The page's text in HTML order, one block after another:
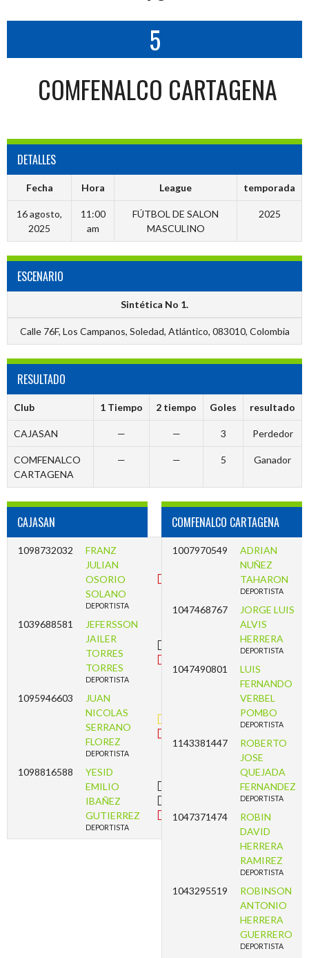
5
COMFENALCO CARTAGENA
DETALLES
Fecha Hora League temporada
16 agosto,
2025
11:00
am
FÚTBOL DE SALON
MASCULINO
2025
ESCENARIO
Sintética No 1.
Calle 76F, Los Campanos, Soledad, Atlántico, 083010, Colombia
RESULTADO
Club 1 Tiempo 2 tiempo Goles resultado
CAJASAN — — 3 Perdedor
COMFENALCO
CARTAGENA
— — 5 Ganador
CAJASAN
1098732032
FRANZ
JULIAN
OSORIO
SOLANO
DEPORTISTA
1039688581
JEFERSSON
JAILER
TORRES
TORRES
DEPORTISTA
1095946603
JUAN
NICOLAS
SERRANO
FLOREZ
DEPORTISTA
1098816588
YESID
EMILIO
IBAÑEZ
GUTIERREZ
DEPORTISTA
COMFENALCO CARTAGENA
1007970549
ADRIAN
NUÑEZ
TAHARON
DEPORTISTA
1047468767
JORGE LUIS
ALVIS
HERRERA
DEPORTISTA
1047490801
LUIS
FERNANDO
VERBEL
POMBO
DEPORTISTA
1143381447
ROBERTO
JOSE
QUEJADA
FERNANDEZ
DEPORTISTA
1047371474
ROBIN
DAVID
HERRERA
RAMIREZ
DEPORTISTA
1043295519
ROBINSON
ANTONIO
HERRERA
GUERRERO
DEPORTISTA